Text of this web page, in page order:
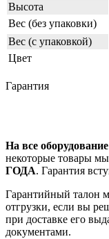
Высота
Вес (без упаковки)
Вес (с упаковкой)
Цвет
Гарантия
На все
некоторые товары
ГОДА. Гарантия
Гарантийный талон
отгрузки, если вы
при доставке его
документами.